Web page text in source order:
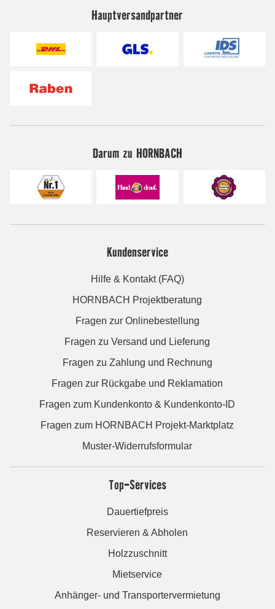
Hauptversandpartner
Darum zu HORNBACH
Kundenservice
Hilfe & Kontakt (FAQ)
HORNBACH Projektberatung
Fragen zur Onlinebestellung
Fragen zu Versand und Lieferung
Fragen zu Zahlung und Rechnung
Fragen zur Rückgabe und Reklamation
Fragen zum Kundenkonto & Kundenkonto-ID
Fragen zum HORNBACH Projekt-Marktplatz
Muster-Widerrufsformular
Top-Services
Dauertiefpreis
Reservieren & Abholen
Holzzuschnitt
Mietservice
Anhänger- und Transportervermietung